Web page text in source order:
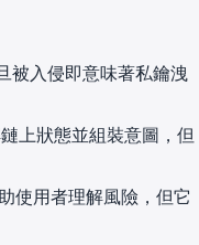
被入侵即意味著私鑰洩
上狀態並組裝意圖，但
使用者理解風險，但它